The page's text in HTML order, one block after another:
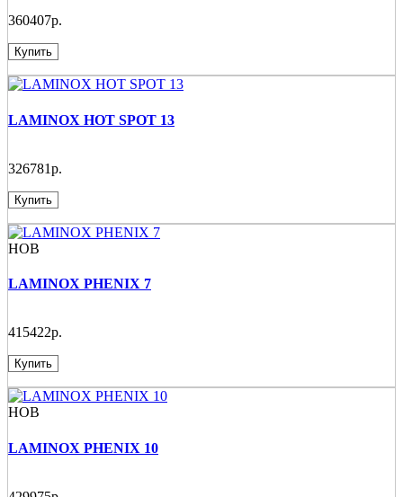
360407р.
Купить
LAMINOX HOT SPOT 13
326781р.
Купить
НОВ
LAMINOX PHENIX 7
415422р.
Купить
НОВ
LAMINOX PHENIX 10